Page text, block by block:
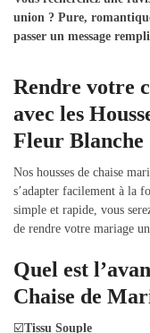
union ? Pure,
passer un message
Rendre votre
avec les
Fleur Blanche
Nos housses de chaise
s’adapter facilement à la
simple et rapide, vous
de rendre votre mariage
Quel est
Chaise de
☑️Tissu Souple